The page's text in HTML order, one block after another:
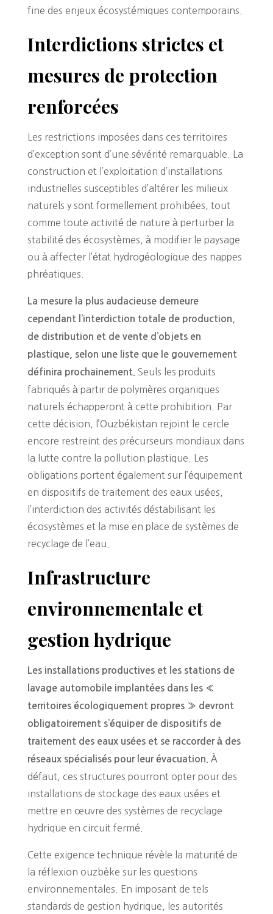
fine des enjeux écosystémiques contemporains.
Interdictions strictes et
mesures de protection
renforcées
Les restrictions imposées dans ces territoires
d’exception sont d’une sévérité remarquable. La
construction et l’exploitation d’installations
industrielles susceptibles d’altérer les milieux
naturels y sont formellement prohibées, tout
comme toute activité de nature à perturber la
stabilité des écosystèmes, à modifier le paysage
ou à affecter l’état hydrogéologique des nappes
phréatiques.
La mesure la plus audacieuse demeure
cependant l’interdiction totale de production,
de distribution et de vente d’objets en
plastique, selon une liste que le gouvernement
définira prochainement.
Seuls les produits
fabriqués à partir de polymères organiques
naturels échapperont à cette prohibition. Par
cette décision, l’Ouzbékistan rejoint le cercle
encore restreint des précurseurs mondiaux dans
la lutte contre la pollution plastique. Les
obligations portent également sur l’équipement
en dispositifs de traitement des eaux usées,
l’interdiction des activités déstabilisant les
écosystèmes et la mise en place de systèmes de
recyclage de l’eau.
Infrastructure
environnementale et
gestion hydrique
Les installations productives et les stations de
lavage automobile implantées dans les «
territoires écologiquement propres » devront
obligatoirement s’équiper de dispositifs de
traitement des eaux usées et se raccorder à des
réseaux spécialisés pour leur évacuation.
À
défaut, ces structures pourront opter pour des
installations de stockage des eaux usées et
mettre en œuvre des systèmes de recyclage
hydrique en circuit fermé.
Cette exigence technique révèle la maturité de
la réflexion ouzbèke sur les questions
environnementales. En imposant de tels
standards de gestion hydrique, les autorités